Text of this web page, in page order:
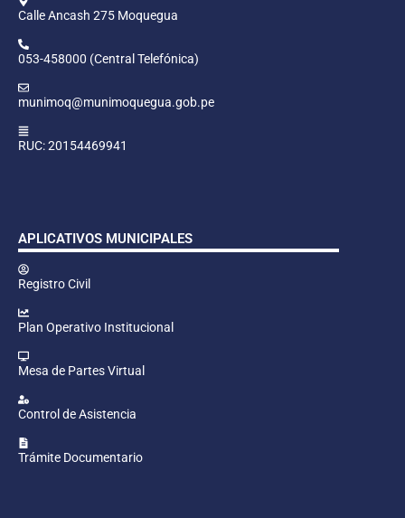
Calle Ancash 275 Moquegua
053-458000 (Central Telefónica)
munimoq@munimoquegua.gob.pe
RUC: 20154469941
APLICATIVOS MUNICIPALES
Registro Civil
Plan Operativo Institucional
Mesa de Partes Virtual
Control de Asistencia
Trámite Documentario